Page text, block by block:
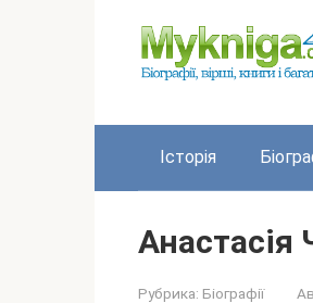
Історія
Анастасія
Рубрика: Біографії